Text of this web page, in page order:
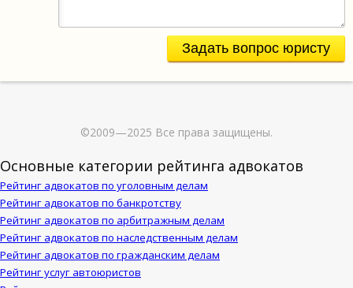
Задать вопрос юристу
©2009—2025 Все права защищены.
Основные категории рейтинга адвокатов
Рейтинг адвокатов по уголовным делам
Рейтинг адвокатов по банкротству
Рейтинг адвокатов по арбитражным делам
Рейтинг адвокатов по наследственным делам
Рейтинг адвокатов по гражданским делам
Рейтинг услуг автоюристов